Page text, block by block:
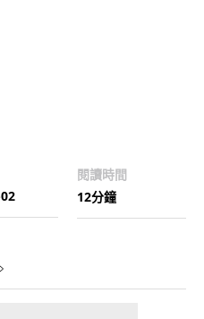
閱讀時間
12分鐘